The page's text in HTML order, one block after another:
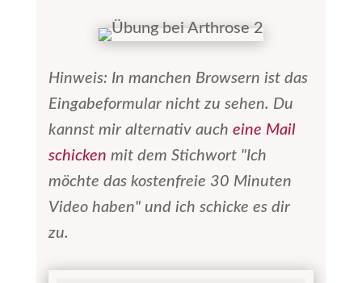
Hinweis: In manchen Browsern ist das
Eingabeformular nicht zu sehen. Du
kannst mir alternativ auch eine Mail
schicken mit dem Stichwort "Ich
möchte das kostenfreie 30 Minuten
Video haben" und ich schicke es dir
zu.